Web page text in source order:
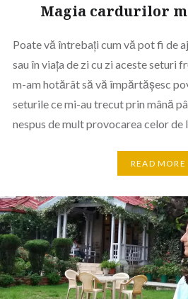
Magia cardurilor
Poate vă întrebați cum vă pot fi de
sau în viața de zi cu zi aceste seturi
m-am hotărât să vă împărtășesc
seturile ce mi-au trecut prin mână
nespus de mult provocarea celor de
READ MORE